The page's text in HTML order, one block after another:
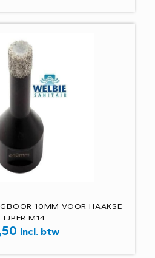
10MM VOOR HAAKSE
M14
Incl. btw